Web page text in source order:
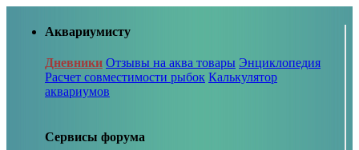
Аквариумисту
Дневники Отзывы на аква товары Энциклопедия
Расчет совместимости рыбок Калькулятор
аквариумов
Сервисы форума